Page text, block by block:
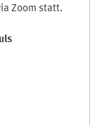
Zoom statt.